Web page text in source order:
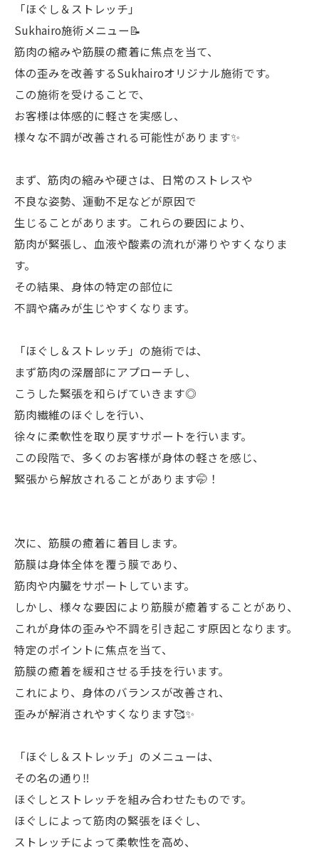
「ほぐし＆ストレッチ」
Sukhairo施術メニュー📝
筋肉の縮みや筋膜の癒着に焦点を当て、
体の歪みを改善するSukhairoオリジナル施術です。
この施術を受けることで、
お客様は体感的に軽さを実感し、
様々な不調が改善される可能性があります✨
まず、筋肉の縮みや硬さは、日常のストレスや
不良な姿勢、運動不足などが原因で
生じることがあります。これらの要因により、
筋肉が緊張し、血液や酸素の流れが滞りやすくなりま
す。
その結果、身体の特定の部位に
不調や痛みが生じやすくなります。
「ほぐし＆ストレッチ」の施術では、
まず筋肉の深層部にアプローチし、
こうした緊張を和らげていきます◎
筋肉繊維のほぐしを行い、
徐々に柔軟性を取り戻すサポートを行います。
この段階で、多くのお客様が身体の軽さを感じ、
緊張から解放されることがあります🤭！
次に、筋膜の癒着に着目します。
筋膜は身体全体を覆う膜であり、
筋肉や内臓をサポートしています。
しかし、様々な要因により筋膜が癒着することがあり、
これが身体の歪みや不調を引き起こす原因となります。
特定のポイントに焦点を当て、
筋膜の癒着を緩和させる手技を行います。
これにより、身体のバランスが改善され、
歪みが解消されやすくなります🥰✨
「ほぐし＆ストレッチ」のメニューは、
その名の通り‼️
ほぐしとストレッチを組み合わせたものです。
ほぐしによって筋肉の緊張をほぐし、
ストレッチによって柔軟性を高め、